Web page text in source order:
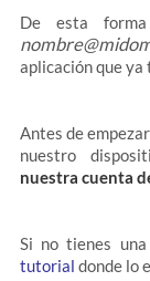
De esta
aplicación que ya
Antes de
nuestro
nuestra cuenta
Si no tienes
tutorial donde lo